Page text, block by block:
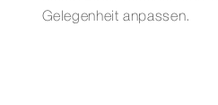
Gelegenheit anpassen.